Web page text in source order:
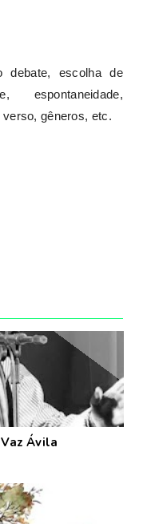
escolha de
espontaneidade,
gêneros, etc.
Ávila